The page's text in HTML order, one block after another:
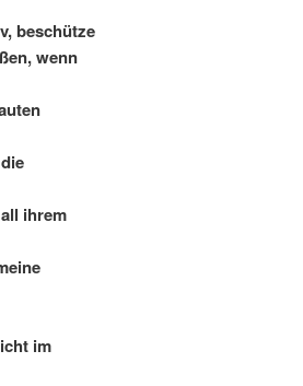
beschütze
wenn
ihrem
im